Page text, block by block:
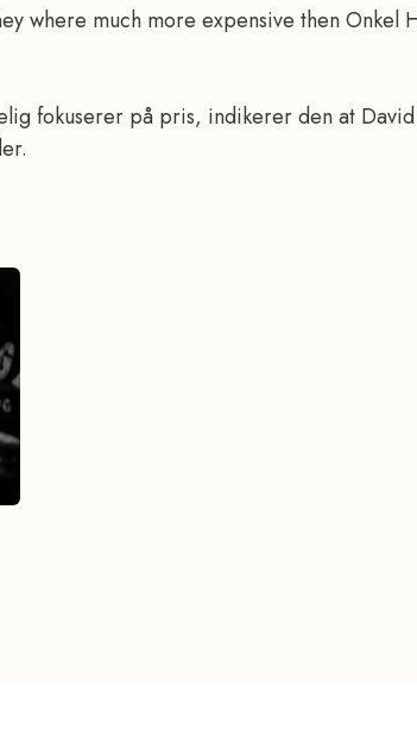
where much more expensive then
fokuserer på pris, indikerer den at